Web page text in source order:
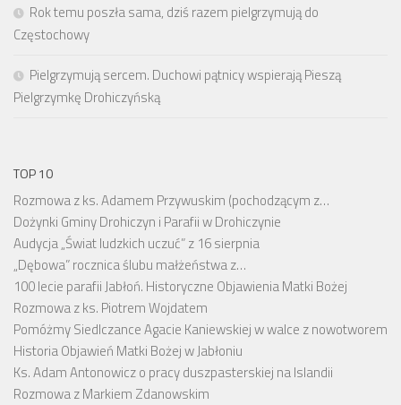
Rok temu poszła sama, dziś razem pielgrzymują do
Częstochowy
Pielgrzymują sercem. Duchowi pątnicy wspierają Pieszą
Pielgrzymkę Drohiczyńską
TOP 10
Rozmowa z ks. Adamem Przywuskim (pochodzącym z…
Dożynki Gminy Drohiczyn i Parafii w Drohiczynie
Audycja „Świat ludzkich uczuć” z 16 sierpnia
„Dębowa” rocznica ślubu małżeństwa z…
100 lecie parafii Jabłoń. Historyczne Objawienia Matki Bożej
Rozmowa z ks. Piotrem Wojdatem
Pomóżmy Siedlczance Agacie Kaniewskiej w walce z nowotworem
Historia Objawień Matki Bożej w Jabłoniu
Ks. Adam Antonowicz o pracy duszpasterskiej na Islandii
Rozmowa z Markiem Zdanowskim